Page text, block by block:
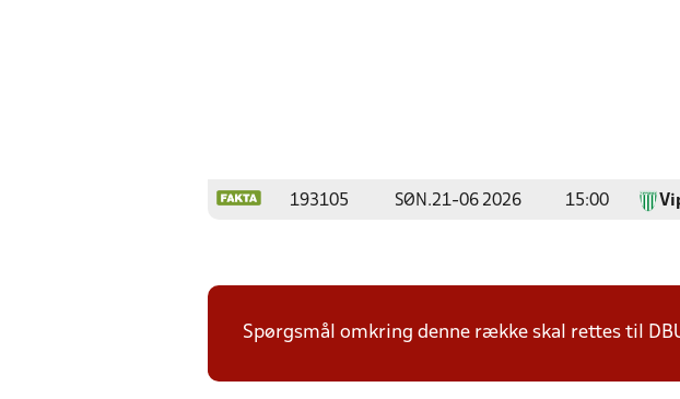
193105 SØN.21-06 2026 15:00
Spørgsmål omkring denne række skal rettes til